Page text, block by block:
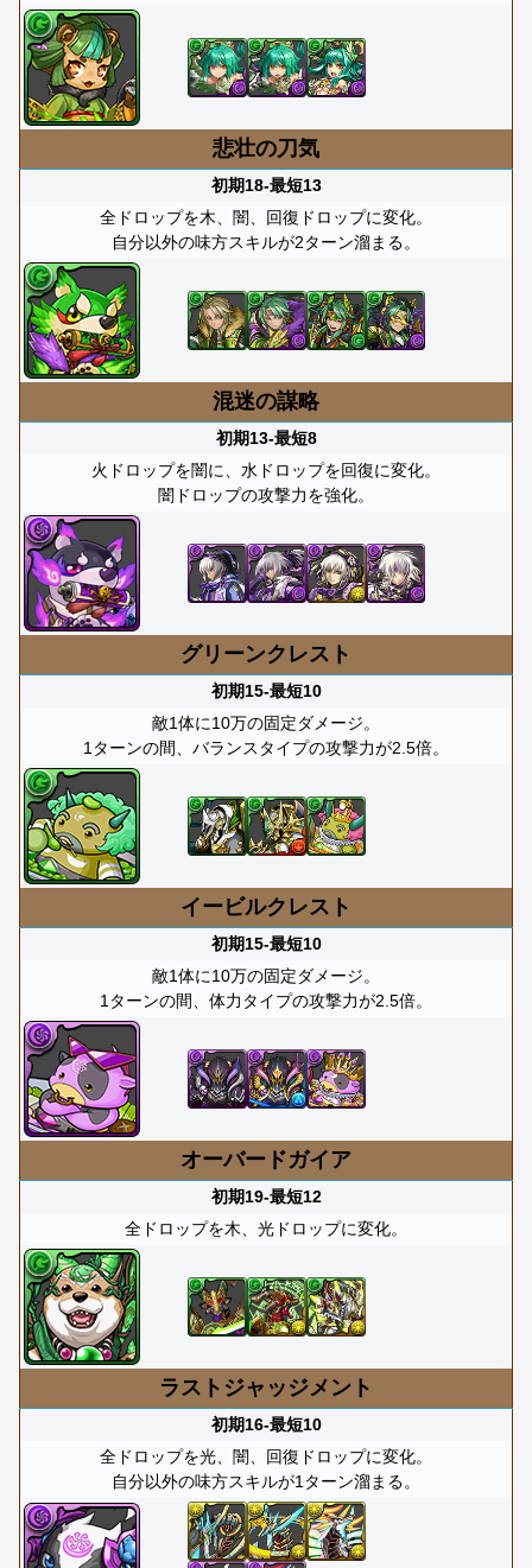
悲壮の刀気
初期18-最短13
全ドロップを木、闇、回復ドロップに変化。
自分以外の味方スキルが2ターン溜まる。
混迷の謀略
初期13-最短8
火ドロップを闇に、水ドロップを回復に変化。
闇ドロップの攻撃力を強化。
グリーンクレスト
初期15-最短10
敵1体に10万の固定ダメージ。
1ターンの間、バランスタイプの攻撃力が2.5倍。
イービルクレスト
初期15-最短10
敵1体に10万の固定ダメージ。
1ターンの間、体力タイプの攻撃力が2.5倍。
オーバードガイア
初期19-最短12
全ドロップを木、光ドロップに変化。
ラストジャッジメント
初期16-最短10
全ドロップを光、闇、回復ドロップに変化。
自分以外の味方スキルが1ターン溜まる。